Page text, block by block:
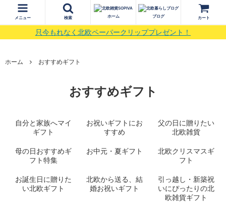
只今もれなく北欧ペーパークリッププレゼント！
メニュー 検索 ホーム ブログ カート
ホーム おすすめギフト
おすすめギフト
自分と家族へマイ
ギフト
お祝いギフトにお
すすめ
父の日に贈りたい
北欧雑貨
母の日おすすめギ
フト特集
お中元・夏ギフト
北欧クリスマスギ
フト
お誕生日に贈りた
い北欧ギフト
北欧から送る、結
婚お祝いギフト
引っ越し・新築祝
いにぴったりの北
欧雑貨ギフト